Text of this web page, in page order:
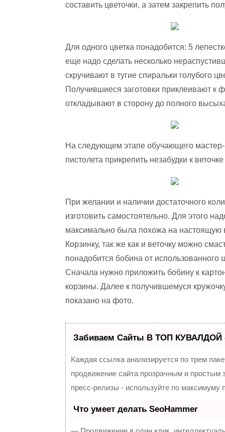
составить цветочки, а затем закрепить
Для одного цветка понадобится: 5
еще надо сделать несколько
скручивают в тугие спиральки голубого
Получившиеся заготовки приклеивают к
откладывают в сторону до полного
На следующем этапе обучающего
пистолета прикрепить незабудки к
При желании и наличии достаточного
изготовить самостоятельно. Для этого
максимально была похожа на настоящую
Корзинку, так же как и веточку можно
понадобится бобина от
Сначала нужно приложить бобину к
корзины. Далее к получившемуся
показано на фото.
Забиваем Сайты В ТОП КУВАЛДОЙ -
Каждая ссылка анализируется по трем
продвижение сайта прозрачным и
пресс-релизы - используйте по
Что умеет делать SeoHammer